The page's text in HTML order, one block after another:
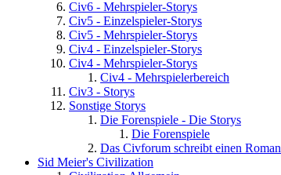
Civ6 - Mehrspieler-Storys
Civ5 - Einzelspieler-Storys
Civ5 - Mehrspieler-Storys
Civ4 - Einzelspieler-Storys
Civ4 - Mehrspieler-Storys
Civ4 - Mehrspielerbereich
Civ3 - Storys
Sonstige Storys
Die Forenspiele - Die Storys
Die Forenspiele
Das Civforum schreibt einen Roman
Sid Meier's Civilization